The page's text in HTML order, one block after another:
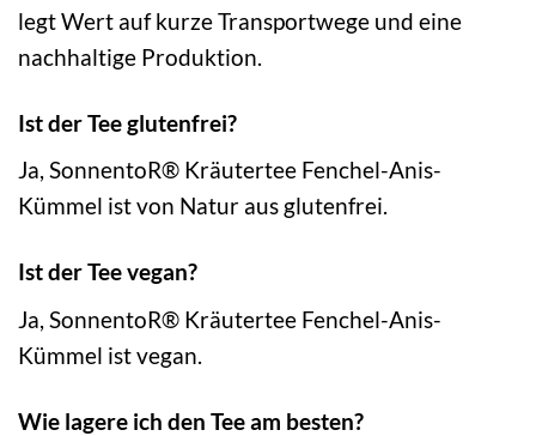
legt Wert auf kurze Transportwege und eine
nachhaltige Produktion.
Ist der Tee glutenfrei?
Ja, SonnentoR® Kräutertee Fenchel-Anis-
Kümmel ist von Natur aus glutenfrei.
Ist der Tee vegan?
Ja, SonnentoR® Kräutertee Fenchel-Anis-
Kümmel ist vegan.
Wie lagere ich den Tee am besten?